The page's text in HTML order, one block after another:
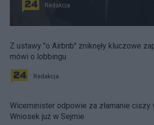
Redakcja
Z ustawy "o Airbnb" zniknęły kluczowe
mówi o lobbingu
Redakcja
Wiceminister odpowie za złamanie ciszy
Wniosek już w Sejmie